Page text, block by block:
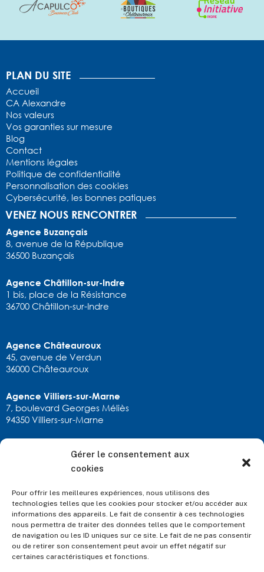
Gérer le consentement aux
cookies
Pour offrir les meilleures expériences, nous utilisons des
technologies telles que les cookies pour stocker et/ou accéder aux
informations des appareils. Le fait de consentir à ces technologies
nous permettra de traiter des données telles que le comportement
de navigation ou les ID uniques sur ce site. Le fait de ne pas consentir
ou de retirer son consentement peut avoir un effet négatif sur
certaines caractéristiques et fonctions.
PLAN DU SITE
Accueil
CA Alexandre
Nos valeurs
Vos garanties sur mesure
Blog
Contact
Mentions légales
Politique de confidentialité
Personnalisation des cookies
Cybersécurité, les bonnes patiques
VENEZ NOUS RENCONTRER
Agence Buzançais
8, avenue de la République
36500 Buzançais
Agence Châtillon-sur-Indre
1 bis, place de la Résistance
36700 Châtillon-sur-Indre
Agence Châteauroux
45, avenue de Verdun
36000 Châteauroux
Agence Villiers-sur-Marne
7, boulevard Georges Méliès
94350 Villiers-sur-Marne
RESTONS EN CONTACT
calexandre.chatx@allianz.fr
ou vianotre formulaire